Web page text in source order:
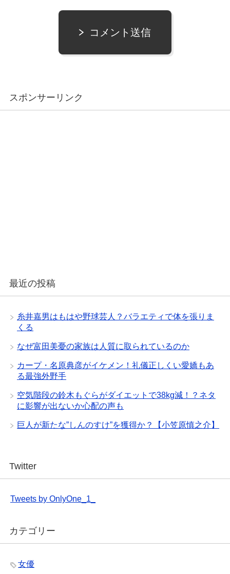
コメント送信
スポンサーリンク
最近の投稿
糸井嘉男はもはや野球芸人？バラエティで体を張りま
くる
なぜ富田美憂の家族は人質に取られているのか
カープ・名原典彦がイケメン！礼儀正しくい愛嬌もあ
る最強外野手
空気階段の鈴木もぐらがダイエットで38kg減！？ネタ
に影響が出ないか心配の声も
巨人が新たな”しんのすけ”を獲得か？【小笠原慎之介】
Twitter
Tweets by OnlyOne_1_
カテゴリー
女優